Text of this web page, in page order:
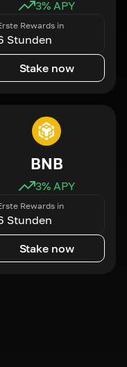
3% APY
Rewards in
Stunden
Stake now
BNB
3% APY
Rewards in
Stunden
Stake now